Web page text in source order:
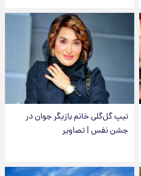
تیپ گل‌گلی خانم بازیگر جوان در
جشن نفس | تصاویر